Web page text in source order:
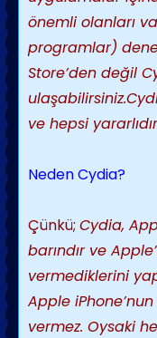
önemli olanları
programlar)
Store’den değil
ve hepsi
Neden Cydia?
Çünkü; Cydia,
barındır ve
vermediklerini
Apple
vermez. Oysaki